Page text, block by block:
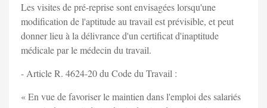
Les visites de pré-reprise sont envisagées lorsqu'une
modification de l'aptitude au travail est prévisible, et peut
donner lieu à la délivrance d'un certificat d'inaptitude
médicale par le médecin du travail.
- Article R. 4624-20 du Code du Travail :
« En vue de favoriser le maintien dans l'emploi des salariés